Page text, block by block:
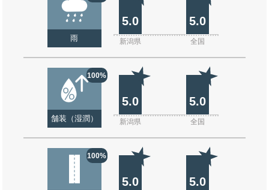
雨
5.0 5.0
新潟県 全国
100%
舗装（湿潤）
5.0 5.0
新潟県 全国
100%
5.0 5.0